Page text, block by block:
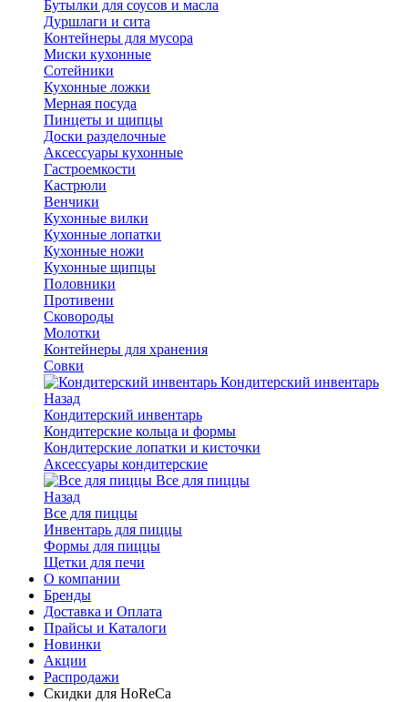
Бутылки для соусов и масла
Дуршлаги и сита
Контейнеры для мусора
Миски кухонные
Сотейники
Кухонные ложки
Мерная посуда
Пинцеты и щипцы
Доски разделочные
Аксессуары кухонные
Гастроемкости
Кастрюли
Венчики
Кухонные вилки
Кухонные лопатки
Кухонные ножи
Кухонные щипцы
Половники
Противени
Сковороды
Молотки
Контейнеры для хранения
Совки
Кондитерский инвентарь
Назад
Кондитерский инвентарь
Кондитерские кольца и формы
Кондитерские лопатки и кисточки
Аксессуары кондитерские
Все для пиццы
Назад
Все для пиццы
Инвентарь для пиццы
Формы для пиццы
Щетки для печи
О компании
Бренды
Доставка и Оплата
Прайсы и Каталоги
Новинки
Акции
Распродажи
Скидки для HoReCa